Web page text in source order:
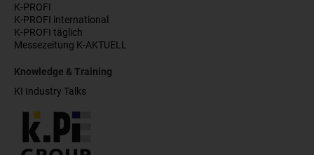
K-PROFI
K-PROFI international
K-PROFI täglich
Messezeitung K-AKTUELL
Knowledge & Training
KI Industry Talks